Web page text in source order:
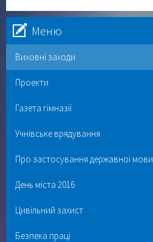
Меню
Виховні заходи
Проекти
Газета гімназії
Учнівське врядування
Про застосування державної мови
День міста 2016
Цивільний захист
Безпека праці